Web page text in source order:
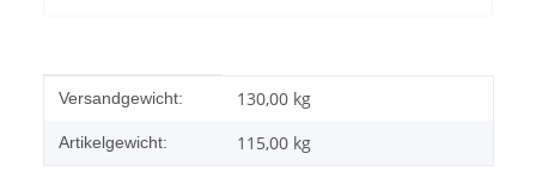
Produkteigenschaft
Wert
Versandgewicht: 130,00 kg
Artikelgewicht: 115,00 kg